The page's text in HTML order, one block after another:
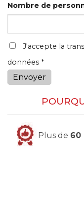
Nombre de
J'accepte la
données *
Envoyer
Plus de 60